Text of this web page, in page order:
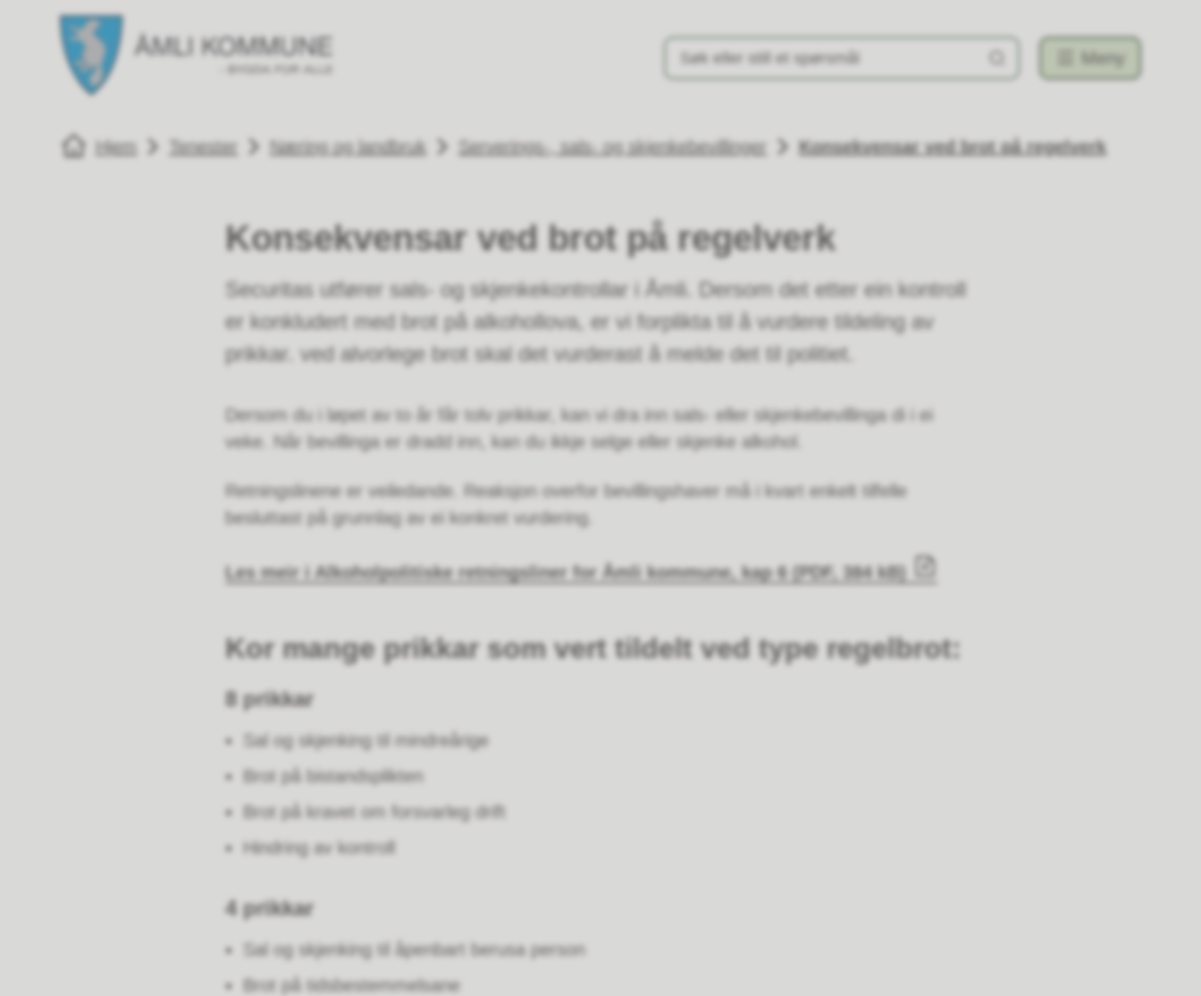
Åmli kommune
Meny
Du er her:
Hjem Tenester Næring og landbruk Serverings-, sals- og skjenkebevillinger Konsekvensar ved brot på regelverk
Konsekvensar ved brot på regelverk
Securitas utfører sals- og skjenkekontrollar i Åmli. Dersom det etter ein kontroll
er konkludert med brot på alkohollova, er vi forplikta til å vurdere tildeling av
prikkar. ved alvorlege brot skal det vurderast å melde det til politiet.
Dersom du i løpet av to år får tolv prikkar, kan vi dra inn sals- eller skjenkebevillinga di i ei
veke. Når bevillinga er dradd inn, kan du ikkje selge eller skjenke alkohol.
Retningslinene er veiledande. Reaksjon overfor bevillingshaver må i kvart enkelt tilfelle
besluttast på grunnlag av ei konkret vurdering.
Les meir i Alkoholpolitiske retningsliner for Åmli kommune, kap 6 (PDF, 384 kB)
Kor mange prikkar som vert tildelt ved type regelbrot:
8 prikkar
Sal og skjenking til mindreårige
Brot på bistandsplikten
Brot på kravet om forsvarleg drift
Hindring av kontroll
4 prikkar
Sal og skjenking til åpenbart berusa person
Brot på tidsbestemmelsane